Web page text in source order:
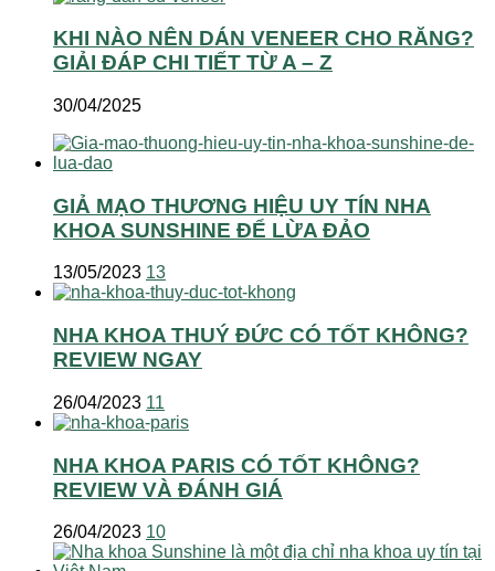
KHI NÀO NÊN DÁN VENEER CHO RĂNG?
GIẢI ĐÁP CHI TIẾT TỪ A – Z
30/04/2025
GIẢ MẠO THƯƠNG HIỆU UY TÍN NHA
KHOA SUNSHINE ĐỂ LỪA ĐẢO
13/05/2023 13
NHA KHOA THUÝ ĐỨC CÓ TỐT KHÔNG?
REVIEW NGAY
26/04/2023 11
NHA KHOA PARIS CÓ TỐT KHÔNG?
REVIEW VÀ ĐÁNH GIÁ
26/04/2023 10